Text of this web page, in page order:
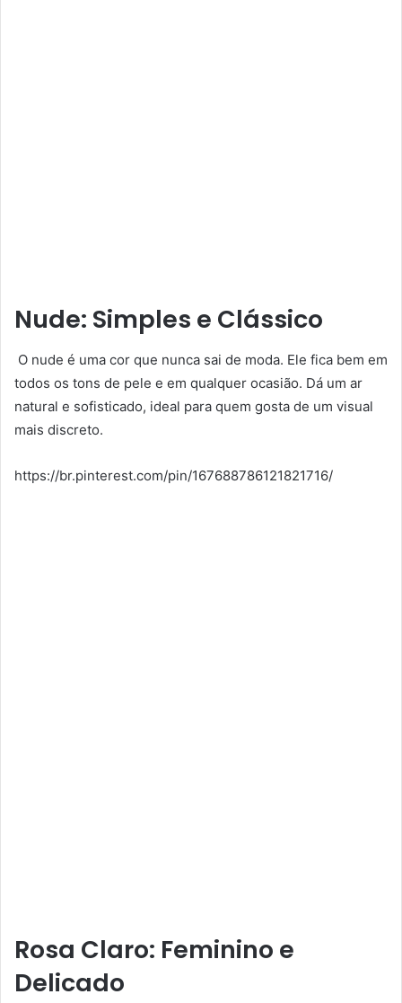
Nude: Simples e Clássico
O nude é uma cor que nunca sai de moda. Ele fica bem em
todos os tons de pele e em qualquer ocasião. Dá um ar
natural e sofisticado, ideal para quem gosta de um visual
mais discreto.
https://br.pinterest.com/pin/167688786121821716/
Rosa Claro: Feminino e
Delicado